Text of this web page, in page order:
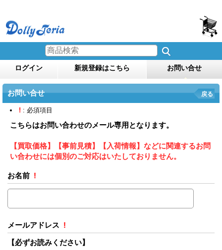
ログイン 新規登録はこちら お問い合せ
お問い合せ 戻る
! : 必須項目
こちらはお問い合わせのメール専用となります。
【買取価格】【事前見積】【入荷情報】などに関連するお問
い合わせには個別のご対応はいたしておりません。
お名前 !
メールアドレス !
【必ずお読みください】